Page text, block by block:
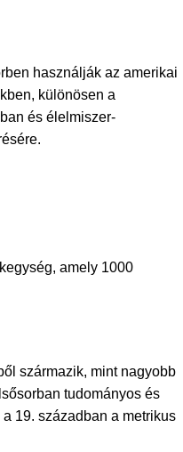
használják az amerikai
különösen a
és élelmiszer-
amely 1000
származik, mint nagyobb
tudományos és
19. században a metrikus